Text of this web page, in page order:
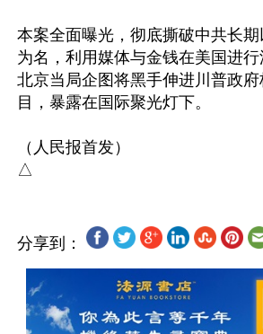
本案全面曝光，彻底撕破中共长期
为名，利用媒体与金钱在美国进
北京当局企图将黑手伸进川普政
目，暴露在国际聚光灯下。
（人民报首发）
分享到：